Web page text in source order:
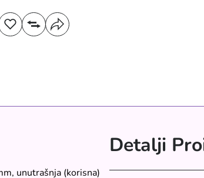
unutrašnja (korisna)
Detalji